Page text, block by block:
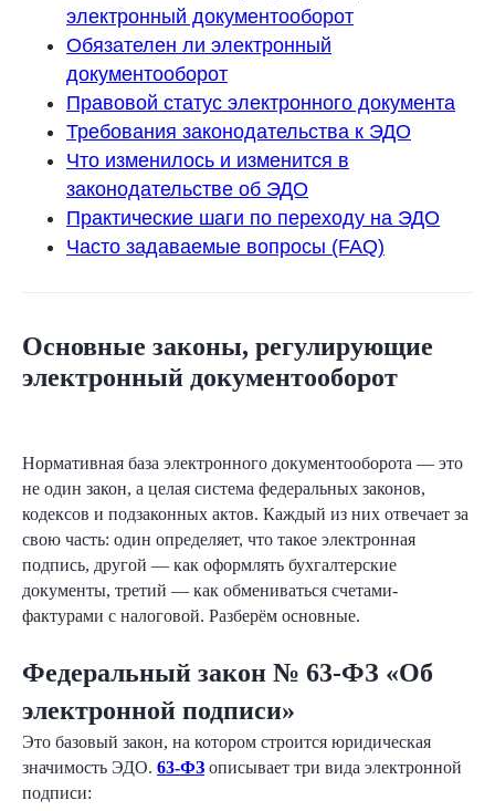
электронный документооборот
Обязателен ли электронный
документооборот
Правовой статус электронного документа
Требования законодательства к ЭДО
Что изменилось и изменится в
законодательстве об ЭДО
Практические шаги по переходу на ЭДО
Часто задаваемые вопросы (FAQ)
Основные законы, регулирующие
электронный документооборот
Нормативная база электронного документооборота — это
не один закон, а целая система федеральных законов,
кодексов и подзаконных актов. Каждый из них отвечает за
свою часть: один определяет, что такое электронная
подпись, другой — как оформлять бухгалтерские
документы, третий — как обмениваться счетами-
фактурами с налоговой. Разберём основные.
Федеральный закон № 63-ФЗ «Об
электронной подписи»
Это базовый закон, на котором строится юридическая
значимость ЭДО. 63-ФЗ описывает три вида электронной
подписи: